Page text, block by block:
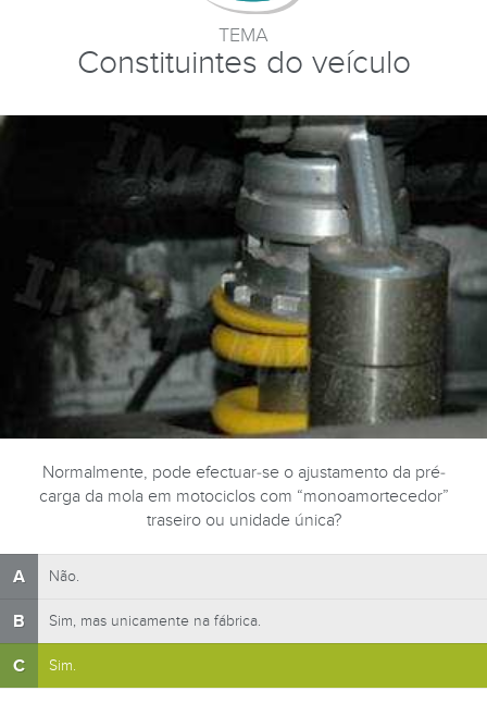
TEMA
Constituintes do veículo
Normalmente, pode efectuar-se o ajustamento da pré-
carga da mola em motociclos com “monoamortecedor”
traseiro ou unidade única?
A Não.
B Sim, mas unicamente na fábrica.
C Sim.